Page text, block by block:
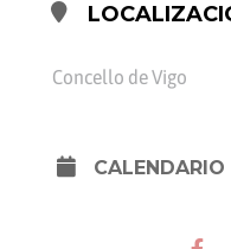
Concello de Vigo
CALENDARIO